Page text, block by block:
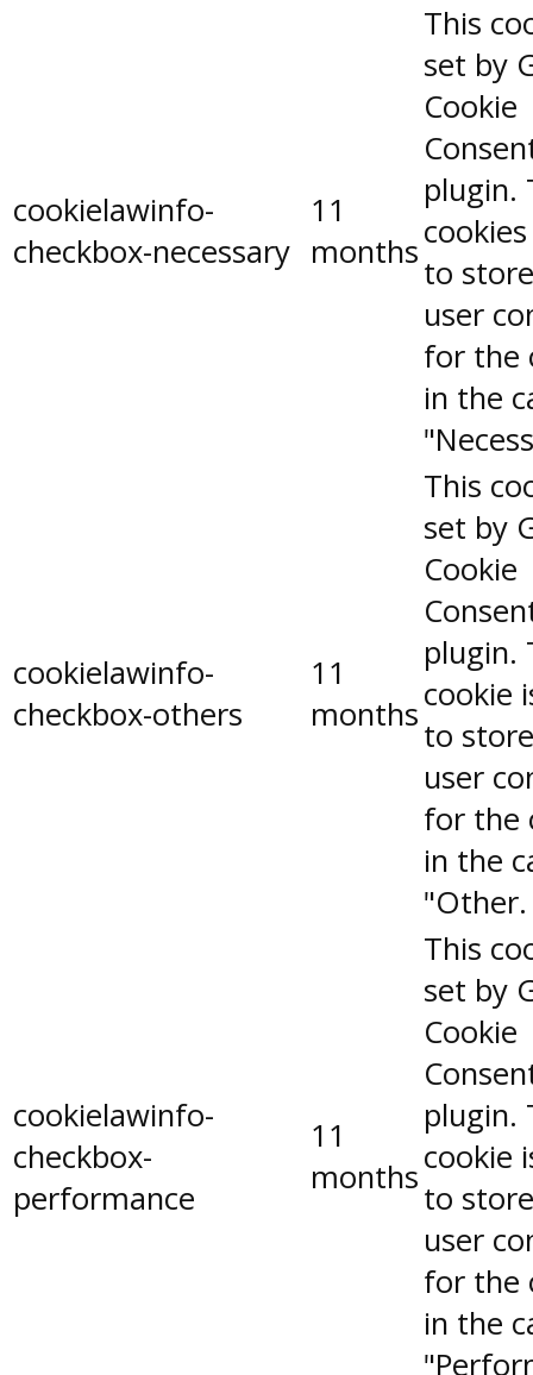
cookielawinfo-
checkbox-necessary
11
months
This
set by
Cookie
plugin.
to
user
for the
in the
cookielawinfo-
checkbox-others
11
months
This
set by
Cookie
plugin.
cookie
to
user
for the
in the
"Other.
cookielawinfo-
checkbox-
performance
11
months
This
set by
Cookie
plugin.
cookie
to
user
for the
in the